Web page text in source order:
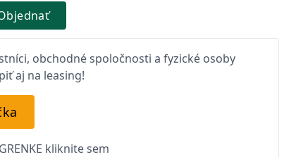
obchodné spoločnosti a fyzické osoby
aj na leasing!
kliknite sem